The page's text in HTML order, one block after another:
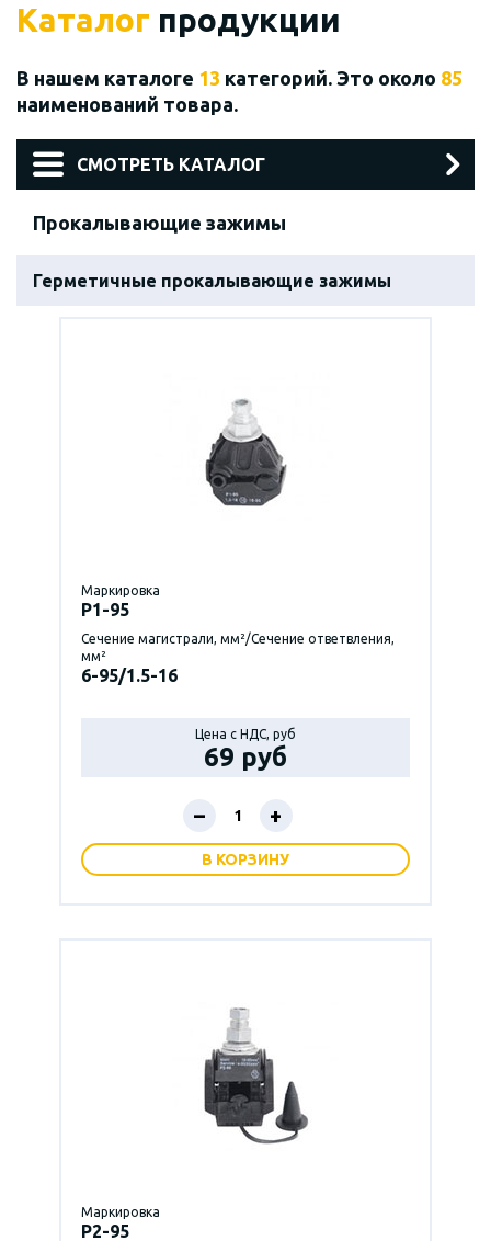
Каталог продукции
В нашем каталоге 13 категорий. Это около 85
наименований товара.
СМОТРЕТЬ КАТАЛОГ
Прокалывающие зажимы
Герметичные прокалывающие зажимы
Маркировка
P1-95
Сечение магистрали, мм²/Сечение ответвления,
мм²
6-95/1.5-16
Цена с НДС, руб
69 руб
– +
В КОРЗИНУ
Маркировка
P2-95